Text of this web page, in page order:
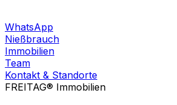
WhatsApp
Nießbrauch
Immobilien
Team
Kontakt & Standorte
FREITAG® Immobilien